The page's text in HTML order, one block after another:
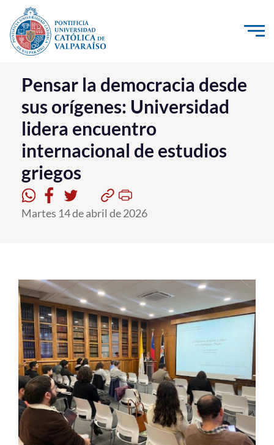
Click acá para ir directamente al contenido
La Universidad
Investigación, Creación e Innovación
PUCV Internacional
Vinculación con el Medio
Admisión
Pregrado
Estudiantes
Académicos
Funcionarios
Alumni
English
Pensar la democracia desde
sus orígenes: Universidad
lidera encuentro
internacional de estudios
griegos
Martes 14 de abril de 2026